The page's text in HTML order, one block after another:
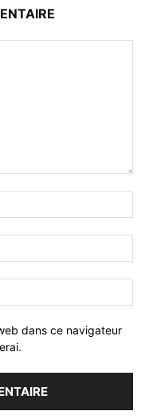
dans ce navigateur